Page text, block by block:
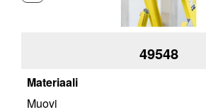
49548
Muovi